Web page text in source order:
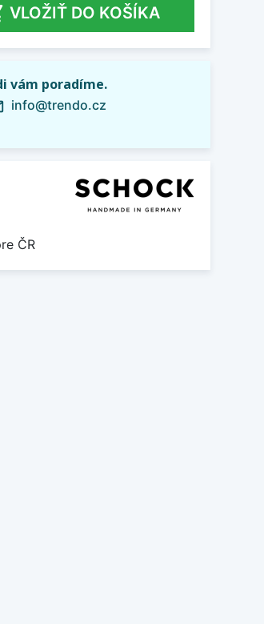
VLOŽIŤ DO KOŠÍKA
vám poradíme.
info@trendo.cz
ČR